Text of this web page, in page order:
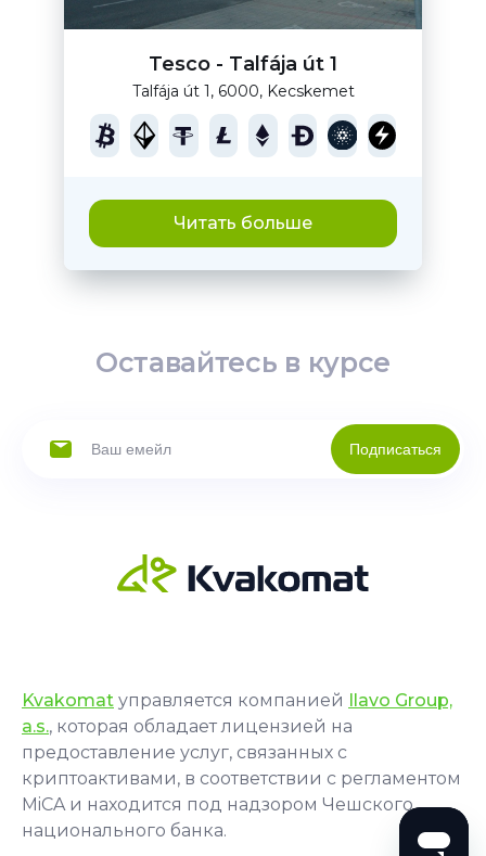
Tesco - Talfája út 1
Talfája út 1, 6000, Kecskemet
Читать больше
Оставайтесь в курсе
Подписаться
Kvakomat управляется компанией Ilavo Group,
a.s., которая обладает лицензией на
предоставление услуг, связанных с
криптоактивами, в соответствии с регламентом
MiCA и находится под надзором Чешского
национального банка.